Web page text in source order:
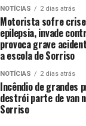
NOTÍCIAS 2 dias atrás
Motorista sofre
epilepsia, invade
provoca grave
a escola de Sorriso
NOTÍCIAS 2 dias atrás
Incêndio de grandes
destrói parte de van
Sorriso